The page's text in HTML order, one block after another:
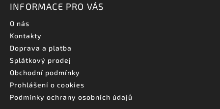
INFORMACE PRO VÁS
O nás
Kontakty
Doprava a platba
Splátkový prodej
Obchodní podmínky
Prohlášení o cookies
Podmínky ochrany osobních údajů